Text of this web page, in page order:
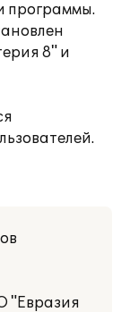
программы.
8" и
"Евразия